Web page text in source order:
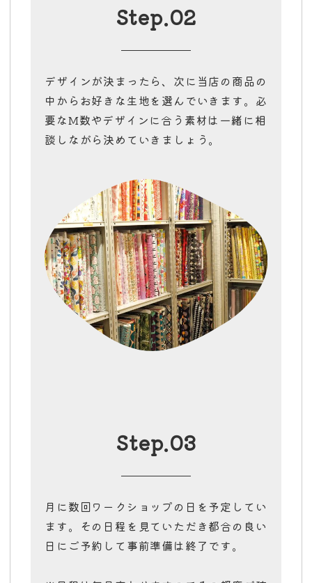
Step.02
デザインが決まったら、次に当店の商品の
中からお好きな生地を選んでいきます。必
要なM数やデザインに合う素材は一緒に相
談しながら決めていきましょう。
Step.03
月に数回ワークショップの日を予定してい
ます。その日程を見ていただき都合の良い
日にご予約して事前準備は終了です。